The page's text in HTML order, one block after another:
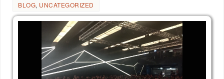
BLOG, UNCATEGORIZED